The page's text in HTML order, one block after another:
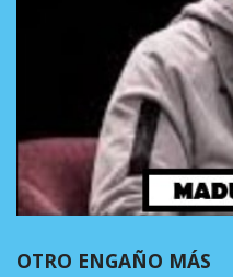
OTRO ENGAÑO MÁS